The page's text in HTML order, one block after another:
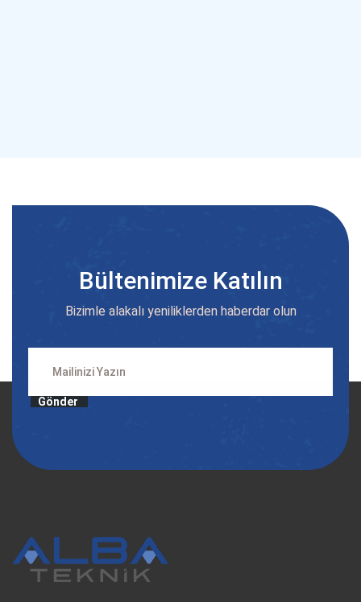
Bültenimize Katılın
Bizimle alakalı yeniliklerden haberdar olun
Gönder